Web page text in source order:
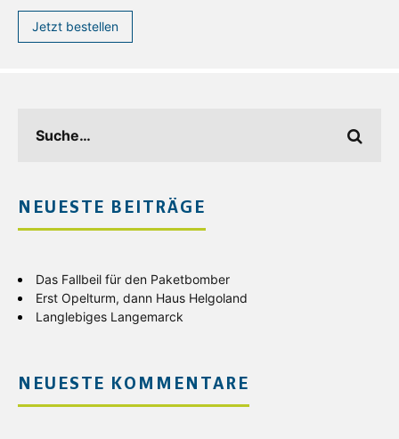
Jetzt bestellen
NEUESTE BEITRÄGE
Das Fallbeil für den Paketbomber
Erst Opelturm, dann Haus Helgoland
Langlebiges Langemarck
NEUESTE KOMMENTARE